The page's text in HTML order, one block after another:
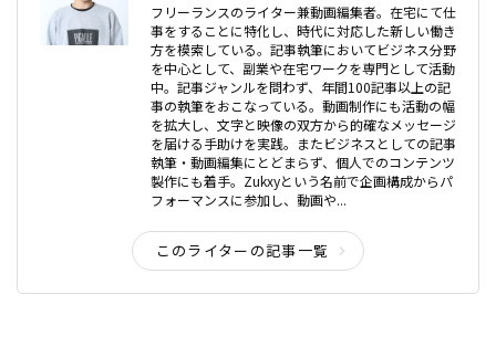
フリーランスのライター兼動画編集者。在宅にて仕
事をすることに特化し、時代に対応した新しい働き
方を模索している。記事執筆においてビジネス分野
を中心として、副業や在宅ワークを専門として活動
中。記事ジャンルを問わず、年間100記事以上の記
事の執筆をおこなっている。動画制作にも活動の幅
を拡大し、文字と映像の双方から的確なメッセージ
を届ける手助けを実践。またビジネスとしての記事
執筆・動画編集にとどまらず、個人でのコンテンツ
製作にも着手。Zukxyという名前で企画構成からパ
フォーマンスに参加し、動画や...
このライターの記事一覧